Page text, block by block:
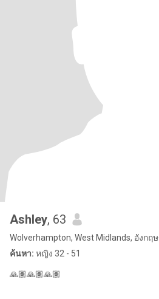
Ashley, 63
Wolverhampton, West Midlands, อังกฤษ
ค้นหา: หญิง 32 - 51
🙏🏽🙏🏽🙏🏽